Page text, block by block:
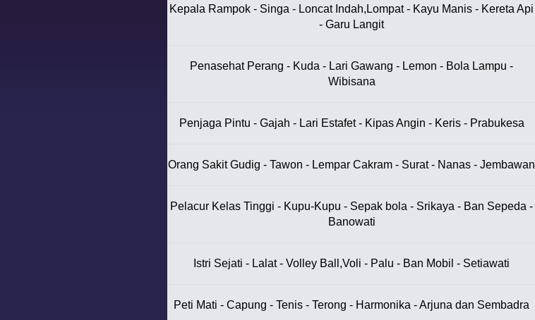
Kepala Rampok - Singa - Loncat Indah,Lompat - Kayu Manis - Kereta Api
- Garu Langit
Penasehat Perang - Kuda - Lari Gawang - Lemon - Bola Lampu -
Wibisana
Penjaga Pintu - Gajah - Lari Estafet - Kipas Angin - Keris - Prabukesa
Orang Sakit Gudig - Tawon - Lempar Cakram - Surat - Nanas - Jembawan
Pelacur Kelas Tinggi - Kupu-Kupu - Sepak bola - Srikaya - Ban Sepeda -
Banowati
Istri Sejati - Lalat - Volley Ball,Voli - Palu - Ban Mobil - Setiawati
Peti Mati - Capung - Tenis - Terong - Harmonika - Arjuna dan Sembadra